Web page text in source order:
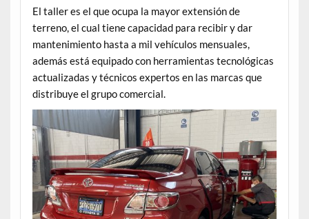
El taller es el que ocupa la mayor extensión de
terreno, el cual tiene capacidad para recibir y dar
mantenimiento hasta a mil vehículos mensuales,
además está equipado con herramientas tecnológicas
actualizadas y técnicos expertos en las marcas que
distribuye el grupo comercial.